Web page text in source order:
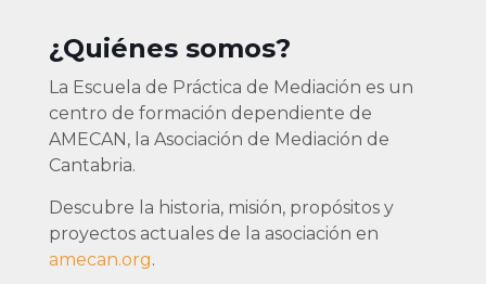
¿Quiénes somos?
La Escuela de Práctica de Mediación es un
centro de formación dependiente de
AMECAN, la Asociación de Mediación de
Cantabria.
Descubre la historia, misión, propósitos y
proyectos actuales de la asociación en
amecan.org.